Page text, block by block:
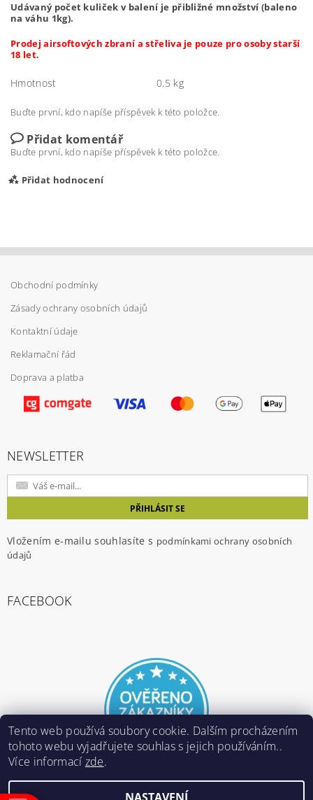
Udávaný počet kuliček v balení je přibližné množství (baleno
na váhu 1kg).
Prodej airsoftových zbraní a střeliva je pouze pro osoby starší
18 let.
Hmotnost 0.5 kg
Buďte první, kdo napíše příspěvek k této položce.
Přidat komentář
Buďte první, kdo napíše příspěvek k této položce.
Přidat hodnocení
Vložením hodnocení souhlasíte spodmínkami
ochrany osobních údajů
Obchodní podmínky
Zásady ochrany osobních údajů
Kontaktní údaje
Reklamační řád
Doprava a platba
NEWSLETTER
Vložením e-mailu souhlasíte s podmínkami ochrany osobních
údajů
FACEBOOK
Tento web používá soubory cookie. Dalším procházením
tohoto webu vyjadřujete souhlas s jejich používáním..
Více informací zde.